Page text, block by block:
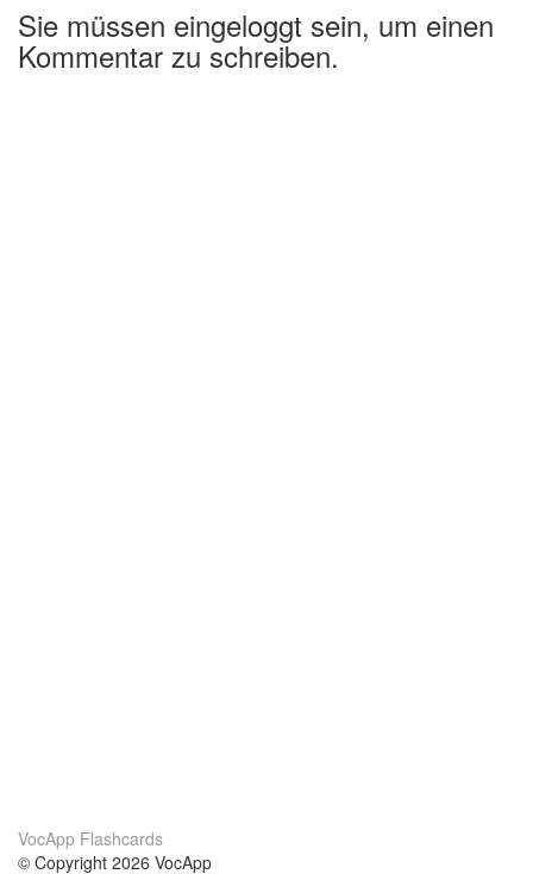
Sie müssen eingeloggt sein, um einen
Kommentar zu schreiben.
VocApp Flashcards
© Copyright 2026 VocApp